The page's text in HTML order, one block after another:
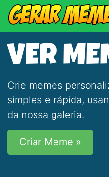
VER
Crie memes
simples e rápida,
da nossa galeria.
Criar Meme »